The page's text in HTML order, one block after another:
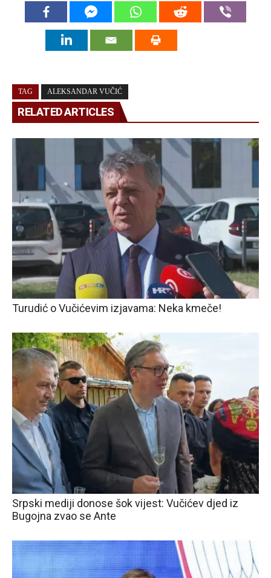
TAG ALEKSANDAR VUČIĆ
RELATED ARTICLES
Turudić o Vučićevim izjavama: Neka kmeče!
Srpski mediji donose šok vijest: Vučićev djed iz
Bugojna zvao se Ante